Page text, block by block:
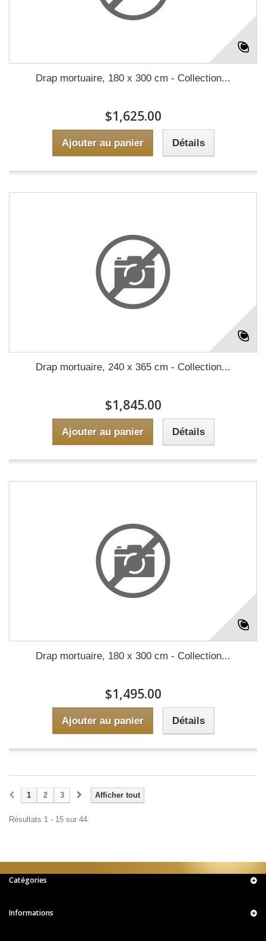
Drap mortuaire, 180 x 300 cm - Collection...
$1,625.00
Ajouter au panier Détails
Drap mortuaire, 240 x 365 cm - Collection...
$1,845.00
Ajouter au panier Détails
Drap mortuaire, 180 x 300 cm - Collection...
$1,495.00
Ajouter au panier Détails
Afficher tout
1 2 3
Résultats 1 - 15 sur 44.
Catégories
Informations